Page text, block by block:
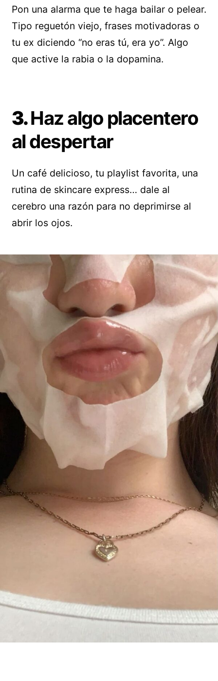
Pon una alarma que te haga bailar o pelear.
Tipo reguetón viejo, frases motivadoras o
tu ex diciendo “no eras tú, era yo”. Algo
que active la rabia o la dopamina.
3.Haz algo placentero
al despertar
Un café delicioso, tu playlist favorita, una
rutina de skincare express… dale al
cerebro una razón para no deprimirse al
abrir los ojos.